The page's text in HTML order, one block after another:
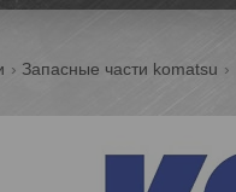
Запасные части komatsu